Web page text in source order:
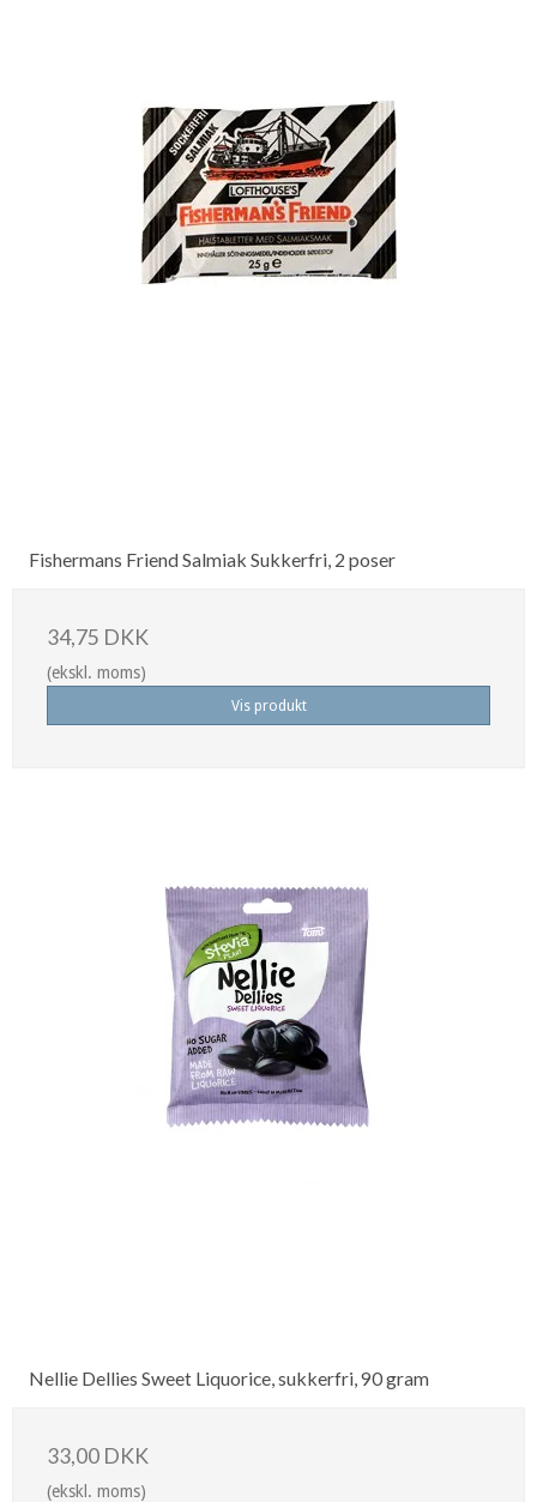
Fishermans Friend Salmiak Sukkerfri, 2 poser
34,75 DKK
(ekskl. moms)
Vis produkt
Nellie Dellies Sweet Liquorice, sukkerfri, 90 gram
33,00 DKK
(ekskl. moms)